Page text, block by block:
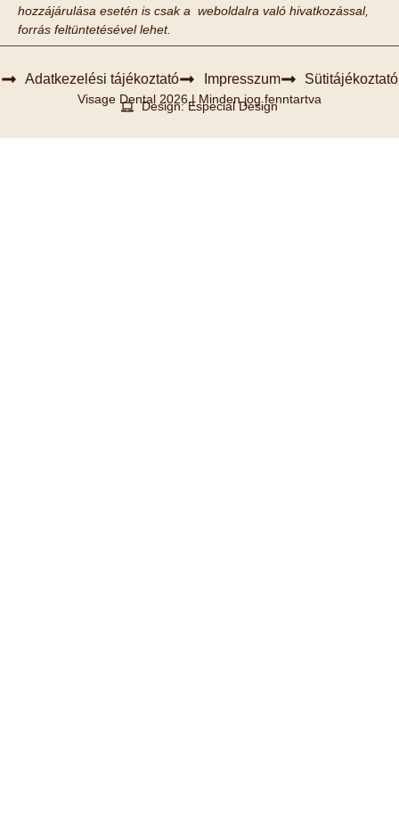
hozzájárulása esetén is csak a weboldalra való hivatkozással,
forrás feltüntetésével lehet.
Adatkezelési tájékoztató Impresszum Sütitájékoztató
Visage Dental 2026 | Minden jog fenntartva
Design: Especial Design